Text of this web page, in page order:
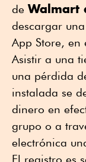
deWalmart
descargar
App Store, en
Asistir a una
una pérdida
instalada se
dinero en
grupo o a
electrónica
El registro es